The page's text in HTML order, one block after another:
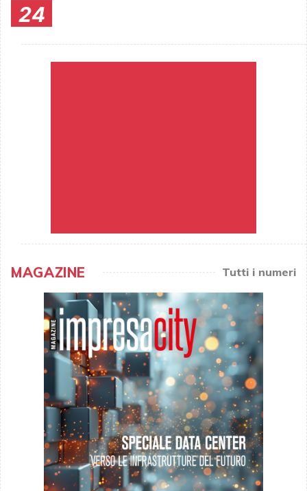
24
MAGAZINE Tutti i numeri